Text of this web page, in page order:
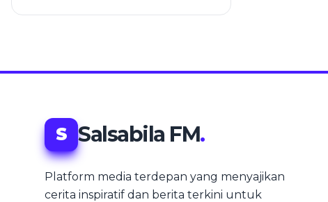
S Salsabila FM.
Platform media terdepan yang menyajikan
cerita inspiratif dan berita terkini untuk